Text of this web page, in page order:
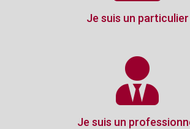
Je suis un particulier
Je suis un